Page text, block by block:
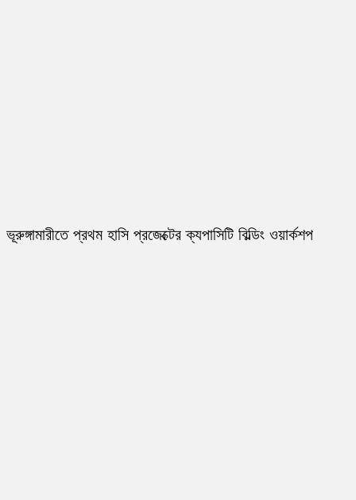
ভূরুঙ্গামারীতে প্রথম হাসি প্রজেক্টের ক্যপাসিটি বিল্ডিং ওয়ার্কশপ